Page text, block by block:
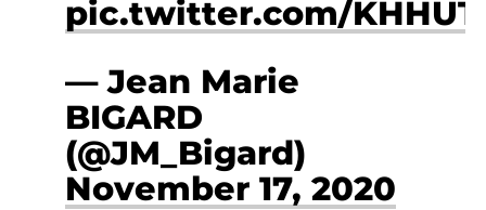
pic.twitter.com/
— Jean Marie
BIGARD
(@JM_Bigard)
November 17, 2020